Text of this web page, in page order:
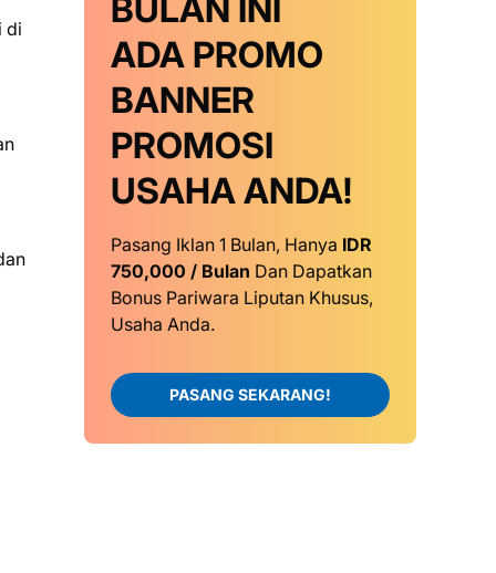
di
BULAN INI
ADA PROMO
BANNER
PROMOSI
USAHA ANDA!
Pasang Iklan 1 Bulan, Hanya IDR
750,000 / Bulan Dan Dapatkan
Bonus Pariwara Liputan Khusus,
Usaha Anda.
PASANG SEKARANG!